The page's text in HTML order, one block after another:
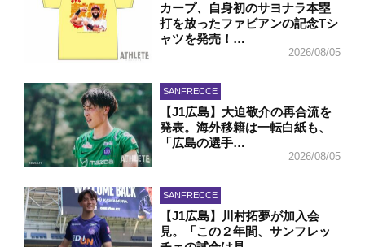
カープ、自身初のサヨナラ本塁
打を放ったファビアンの記念Tシ
ャツを発売！…
2026/08/05
SANFRECCE
【J1広島】大迫敬介の再合流を
発表。海外移籍は一転白紙も、
「広島の選手…
2026/08/05
SANFRECCE
【J1広島】川村拓夢が加入会
見。「この２年間、サンフレッ